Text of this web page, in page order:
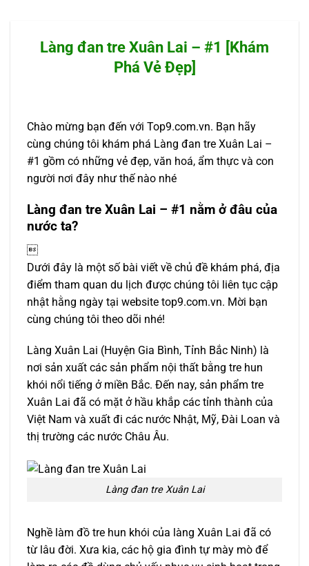
Làng đan tre Xuân Lai – #1 [Khám
Phá Vẻ Đẹp]
Chào mừng bạn đến với Top9.com.vn. Bạn hãy
cùng chúng tôi khám phá Làng đan tre Xuân Lai –
#1 gồm có những vẻ đẹp, văn hoá, ẩm thực và con
người nơi đây như thế nào nhé
Làng đan tre Xuân Lai – #1 nằm ở đâu của
nước ta?

Dưới đây là một số bài viết về chủ đề khám phá, địa
điểm tham quan du lịch được chúng tôi liên tục cập
nhật hằng ngày tại website top9.com.vn. Mời bạn
cùng chúng tôi theo dõi nhé!
Làng Xuân Lai (Huyện Gia Bình, Tỉnh Bắc Ninh) là
nơi sản xuất các sản phẩm nội thất bằng tre hun
khói nổi tiếng ở miền Bắc. Đến nay, sản phẩm tre
Xuân Lai đã có mặt ở hầu khắp các tỉnh thành của
Việt Nam và xuất đi các nước Nhật, Mỹ, Đài Loan và
thị trường các nước Châu Âu.
Làng đan tre Xuân Lai
Nghề làm đồ tre hun khói của làng Xuân Lai đã có
từ lâu đời. Xưa kia, các hộ gia đình tự mày mò để